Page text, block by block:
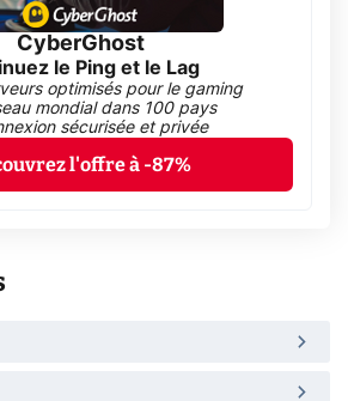
CyberGhost
le Ping et le Lag
optimisés pour le gaming
mondial dans 100 pays
sécurisée et privée
l'offre à -87%